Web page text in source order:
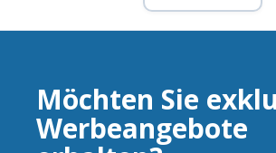
Möchten Sie
Werbeangebote